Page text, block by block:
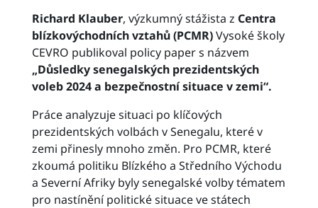
Richard Klauber, výzkumný stážista z Centra
blízkovýchodních vztahů (PCMR)Vysoké školy
CEVRO publikoval policy paper s názvem
„Důsledky senegalských prezidentských
voleb 2024 a bezpečnostní situace v zemi“.
Práce analyzuje situaci po klíčových
prezidentských volbách v Senegalu, které v
zemi přinesly mnoho změn. Pro PCMR, které
zkoumá politiku Blízkého a Středního Východu
a Severní Afriky byly senegalské volby tématem
pro nastínění politické situace ve státech